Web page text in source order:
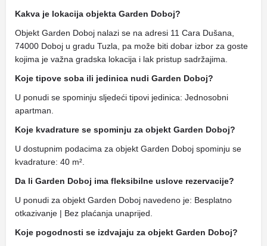
Kakva je lokacija objekta Garden Doboj?
Objekt Garden Doboj nalazi se na adresi 11 Cara Dušana,
74000 Doboj u gradu Tuzla, pa može biti dobar izbor za goste
kojima je važna gradska lokacija i lak pristup sadržajima.
Koje tipove soba ili jedinica nudi Garden Doboj?
U ponudi se spominju sljedeći tipovi jedinica: Jednosobni
apartman.
Koje kvadrature se spominju za objekt Garden Doboj?
U dostupnim podacima za objekt Garden Doboj spominju se
kvadrature: 40 m².
Da li Garden Doboj ima fleksibilne uslove rezervacije?
U ponudi za objekt Garden Doboj navedeno je: Besplatno
otkazivanje | Bez plaćanja unaprijed.
Koje pogodnosti se izdvajaju za objekt Garden Doboj?